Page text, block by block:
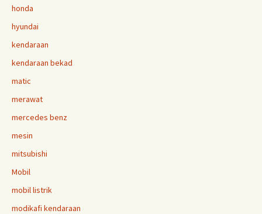
honda
hyundai
kendaraan
kendaraan bekad
matic
merawat
mercedes benz
mesin
mitsubishi
Mobil
mobil listrik
modikafi kendaraan